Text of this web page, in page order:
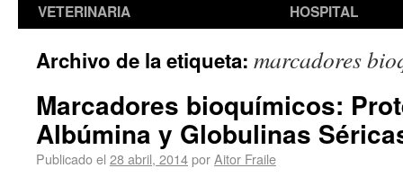
VETERINARIA
HOSPITAL
Archivo de la etiqueta: marcadores
Marcadores bioquímicos:
Albúmina y Globulinas
Publicado el 28 abril, 2014porAitor Fraile